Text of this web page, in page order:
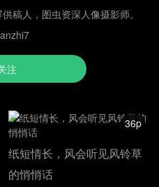
稿人，图虫资深人像摄影师。
注
36p
纸短情长，风会听见风铃草
的悄悄话